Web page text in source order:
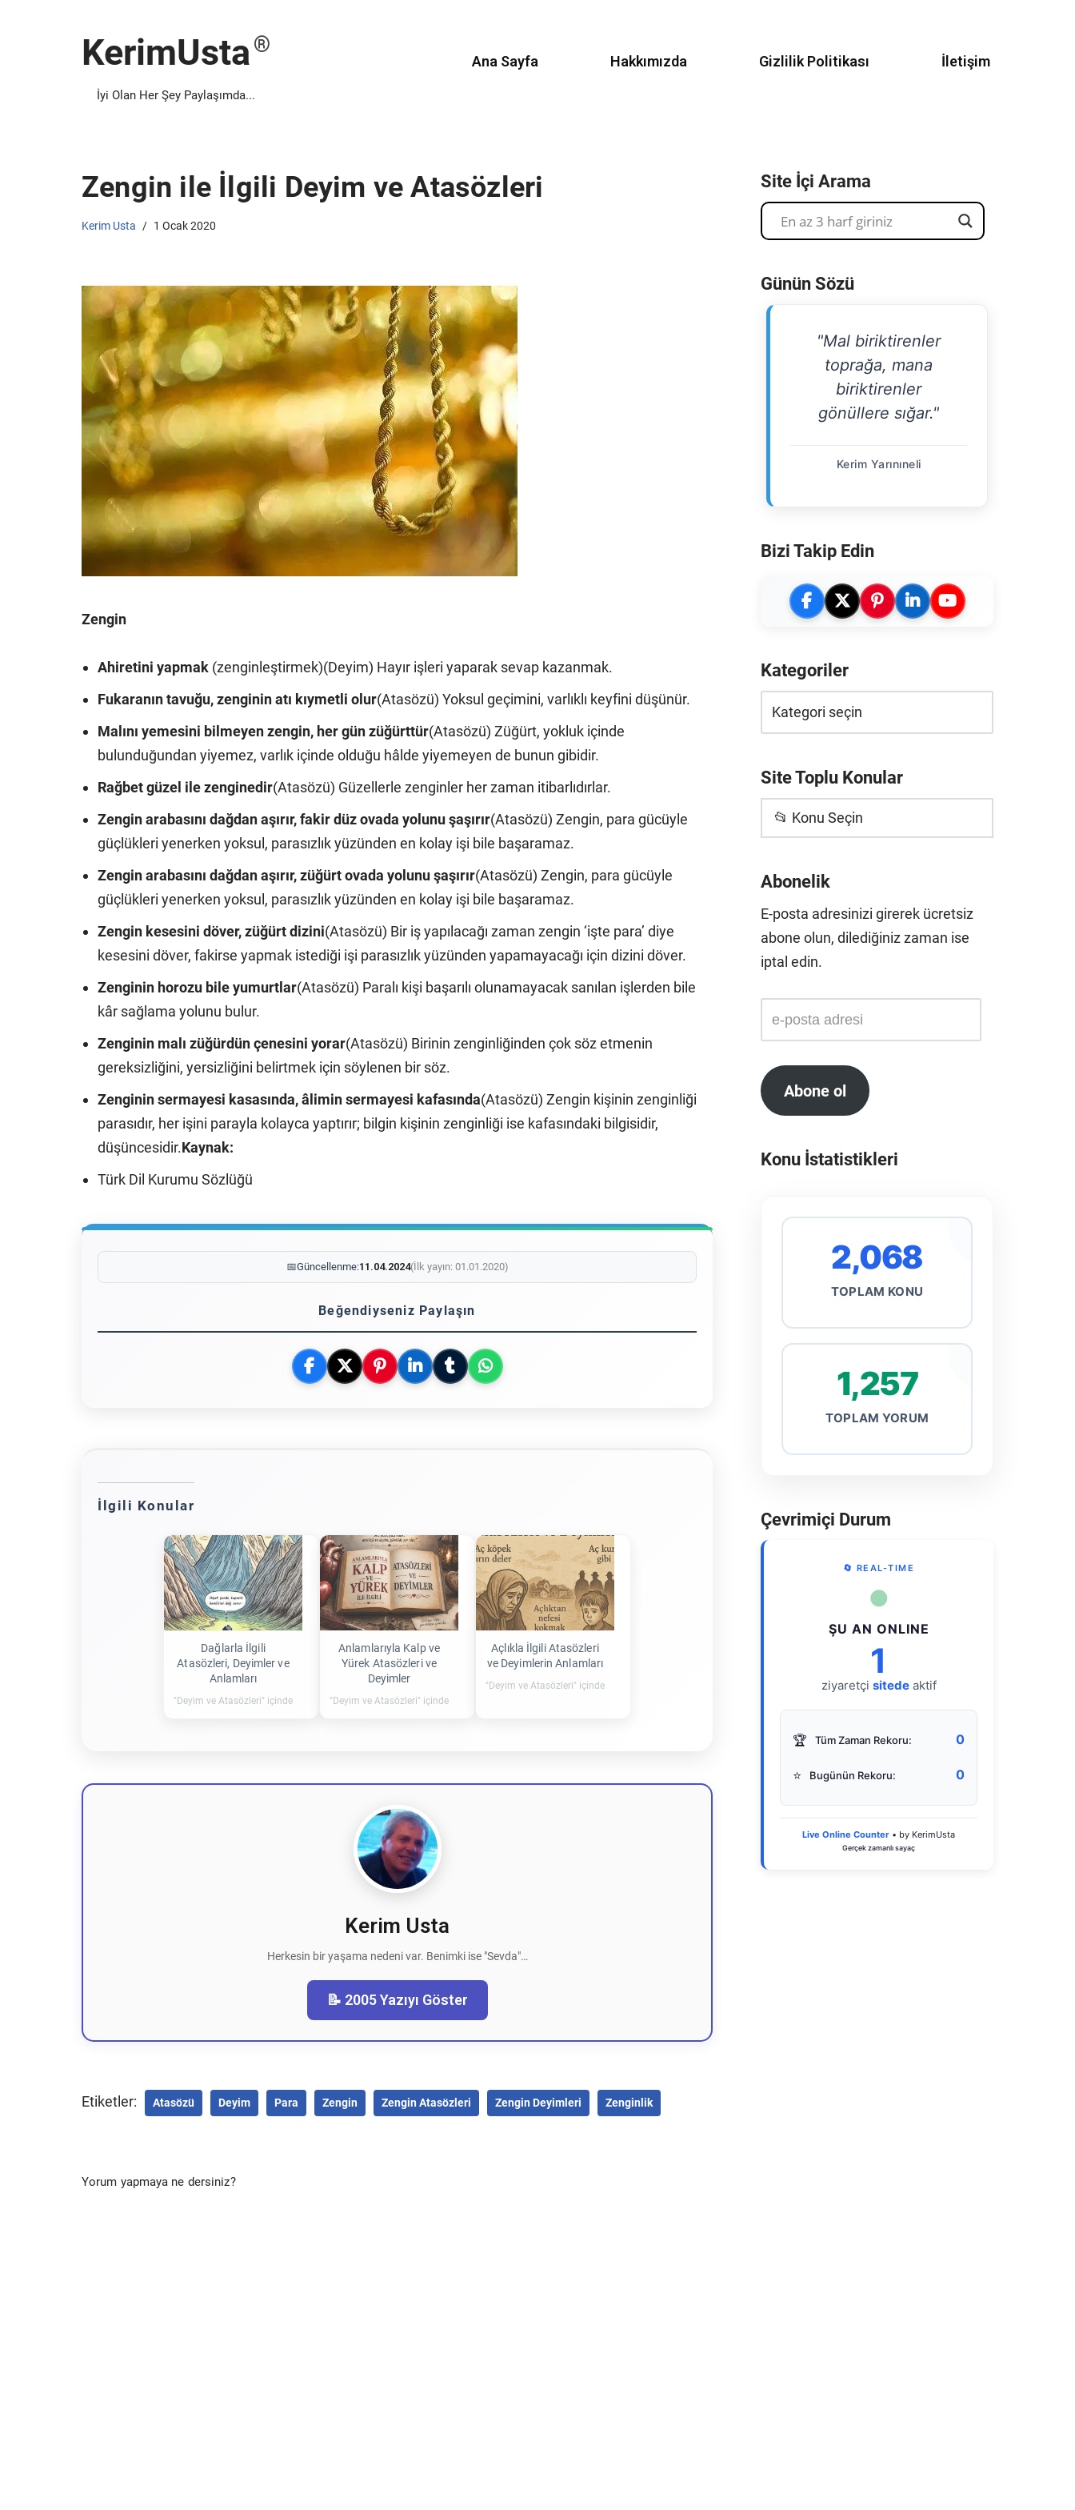
KerimUsta
İyi Olan Her Şey Paylaşımda...
Ana Sayfa Hakkımızda Gizlilik Politikası İletişim
Zengin ile İlgili Deyim ve Atasözleri
Kerim Usta 1 Ocak 2020
Zengin
Ahiretini yapmak (zenginleştirmek)(Deyim) Hayır işleri yaparak sevap kazanmak.
Fukaranın tavuğu, zenginin atı kıymetli olur(Atasözü) Yoksul geçimini, varlıklı keyfini düşünür.
Malını yemesini bilmeyen zengin, her gün züğürttür(Atasözü) Züğürt, yokluk içinde
bulunduğundan yiyemez, varlık içinde olduğu hâlde yiyemeyen de bunun gibidir.
Rağbet güzel ile zenginedir(Atasözü) Güzellerle zenginler her zaman itibarlıdırlar.
Zengin arabasını dağdan aşırır, fakir düz ovada yolunu şaşırır(Atasözü) Zengin, para gücüyle
güçlükleri yenerken yoksul, parasızlık yüzünden en kolay işi bile başaramaz.
Zengin arabasını dağdan aşırır, züğürt ovada yolunu şaşırır(Atasözü) Zengin, para gücüyle
güçlükleri yenerken yoksul, parasızlık yüzünden en kolay işi bile başaramaz.
Zengin kesesini döver, züğürt dizini(Atasözü) Bir iş yapılacağı zaman zengin ‘işte para’ diye
kesesini döver, fakirse yapmak istediği işi parasızlık yüzünden yapamayacağı için dizini döver.
Zenginin horozu bile yumurtlar(Atasözü) Paralı kişi başarılı olunamayacak sanılan işlerden bile
kâr sağlama yolunu bulur.
Zenginin malı züğürdün çenesini yorar(Atasözü) Birinin zenginliğinden çok söz etmenin
gereksizliğini, yersizliğini belirtmek için söylenen bir söz.
Zenginin sermayesi kasasında, âlimin sermayesi kafasında(Atasözü) Zengin kişinin zenginliği
parasıdır, her işini parayla kolayca yaptırır; bilgin kişinin zenginliği ise kafasındaki bilgisidir,
düşüncesidir.Kaynak:
Türk Dil Kurumu Sözlüğü
📅Güncellenme:11.04.2024(İlk yayın: 01.01.2020)
Beğendiyseniz Paylaşın
İlgili Konular
Dağlarla İlgili
Atasözleri, Deyimler ve
Anlamları
"Deyim ve Atasözleri" içinde
Anlamlarıyla Kalp ve
Yürek Atasözleri ve
Deyimler
"Deyim ve Atasözleri" içinde
Açlıkla İlgili Atasözleri
ve Deyimlerin Anlamları
"Deyim ve Atasözleri" içinde
Kerim Usta
Herkesin bir yaşama nedeni var. Benimki ise "Sevda"…
📝 2005 Yazıyı Göster
Etiketler: Atasözü Deyim Para Zengin Zengin Atasözleri Zengin Deyimleri Zenginlik
Yorum yapmaya ne dersiniz?
Site İçi Arama
Günün Sözü
"Mal biriktirenler
toprağa, mana
biriktirenler
gönüllere sığar."
Kerim Yarınıneli
Bizi Takip Edin
Kategoriler
Site Toplu Konular
📂 Konu Seçin
Abonelik
E-posta adresinizi girerek ücretsiz
abone olun, dilediğiniz zaman ise
iptal edin.
Abone ol
Konu İstatistikleri
2,068
TOPLAM KONU
1,257
TOPLAM YORUM
Çevrimiçi Durum
🔄 REAL-TIME
●
ŞU AN ONLINE
1
ziyaretçi sitedeaktif
🏆 Tüm Zaman Rekoru: 0
⭐ Bugünün Rekoru: 0
Live Online Counter • by KerimUsta
Gerçek zamanlı sayaç